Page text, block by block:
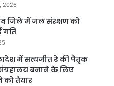
2026
जिले में जल संरक्षण को
गति
में सत्यजीत रे की पैतृक
बनाने के लिए
को तैयार